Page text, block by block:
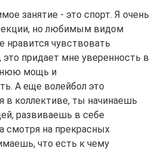
занятие - это спорт. Я очень
но любимым видом
нравится чувствовать
это придает мне уверенность в
мощь и
А еще волейбол это
в коллективе, ты начинаешь
развиваешь в себе
смотря на прекрасных
что есть к чему